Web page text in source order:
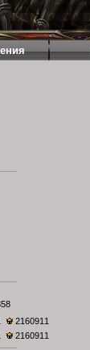
2160911
2160911